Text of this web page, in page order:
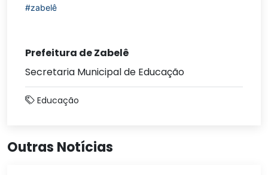
#zabelê
Prefeitura de Zabelê
Secretaria Municipal de Educação
Educação
Outras Notícias